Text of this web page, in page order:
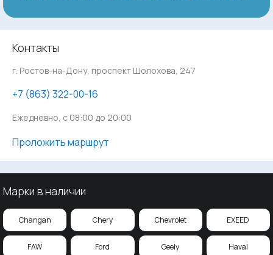
Контакты
г. Ростов-на-Дону, проспект Шолохова, 247
‪+7 (863) 322-00-16
Ежедневно, с 08:00 до 20:00
Проложить маршрут
Марки в наличии
Changan Chery Chevrolet EXEED
FAW Ford Geely Haval